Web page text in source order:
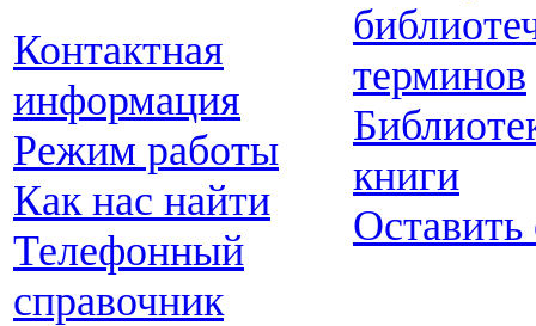
Контактная
информация
Режим работы
Как нас найти
Телефонный
справочник
терминов
книги
Оставить